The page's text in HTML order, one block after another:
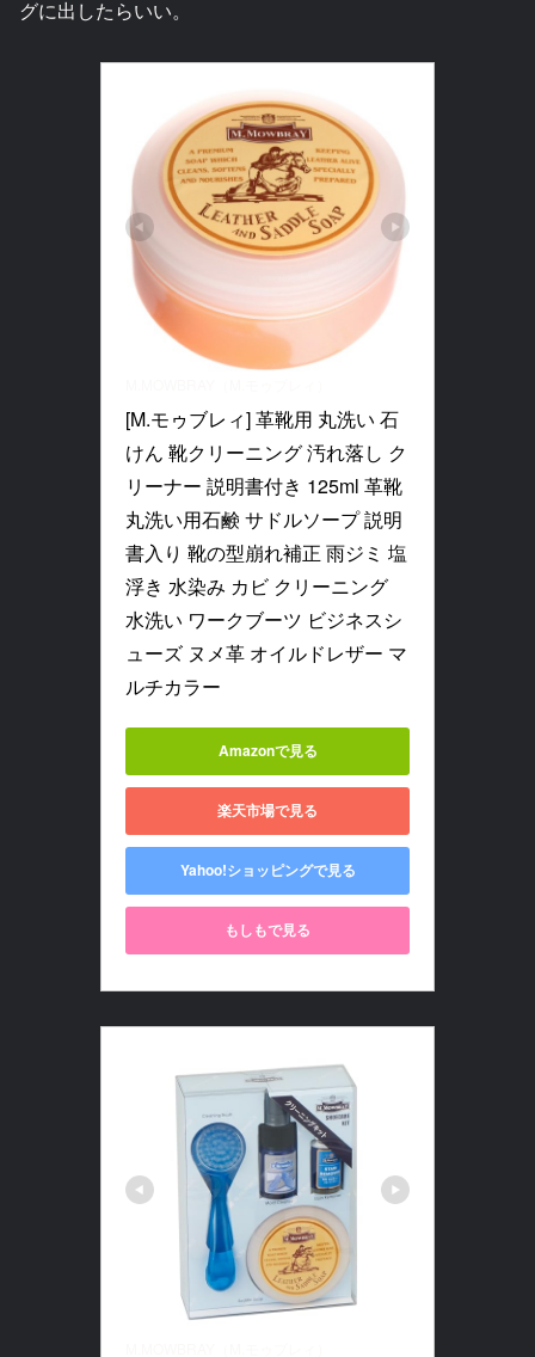
グに出したらいい。
[M.モゥブレィ] 革靴用 丸洗い 石
けん 靴クリーニング 汚れ落し ク
リーナー 説明書付き 125ml 革靴
丸洗い用石鹸 サドルソープ 説明
書入り 靴の型崩れ補正 雨ジミ 塩
浮き 水染み カビ クリーニング
水洗い ワークブーツ ビジネスシ
ューズ ヌメ革 オイルドレザー マ
ルチカラー
Amazonで見る
楽天市場で見る
Yahoo!ショッピングで見る
もしもで見る